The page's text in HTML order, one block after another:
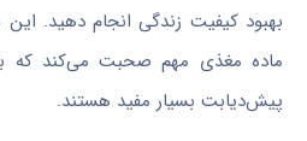
بهبود کیفیت زندگی انجام دهید. این
ماده مغذی مهم صحبت می‌کند که
پیش‌دیابت بسیار مفید هستند.